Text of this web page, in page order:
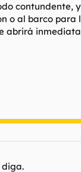
contundente,
al barco para
abrirá
diga.